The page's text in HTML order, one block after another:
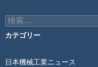
検
索:
カテゴリー
日本機械工業ニュース